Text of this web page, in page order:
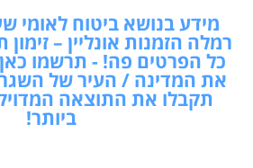
מידע בנושא ביטוח לאומי
רמלה הזמנות אונליין –
כל הפרטים פה! - תרשמו
את המדינה / העיר של
תקבלו את התוצאה
ביותר!